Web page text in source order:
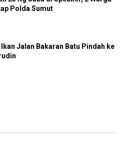
Polda Sumut
Jalan Bakaran Batu Pindah ke